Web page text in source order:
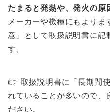
たまると発熱や、発火の原
メーカーや機種にもよりま
意」として取扱説明書に記
す。
👉 取扱説明書に「長期間
れていることが多いので、
ださい。